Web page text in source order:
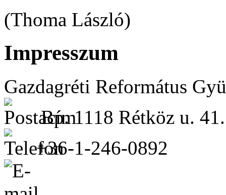
(Thoma László)
Impresszum
Gazdagréti Református
Bp. 1118 Rétköz u. 41.
+36-1-246-0892